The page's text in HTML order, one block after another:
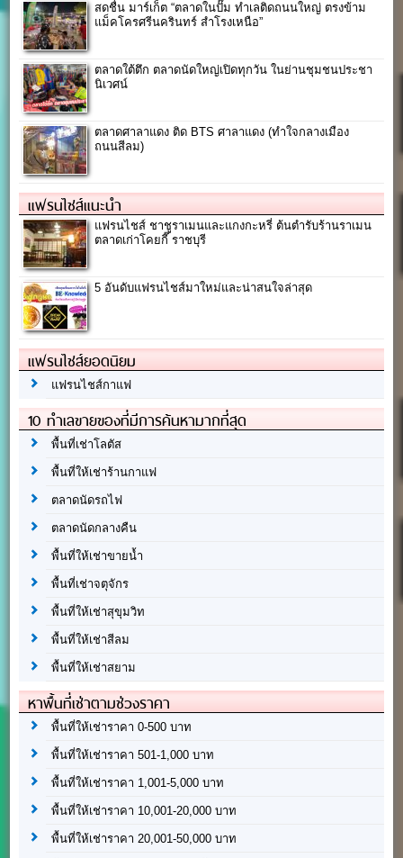
สดชื่น มาร์เก็ต “ตลาดในปั๊ม ทำเลติดถนนใหญ่ ตรงข้าม
แม็คโครศรีนครินทร์ สำโรงเหนือ”
ตลาดใต้ตึก ตลาดนัดใหญ่เปิดทุกวัน ในย่านชุมชนประชา
นิเวศน์
ตลาดศาลาแดง ติด BTS ศาลาแดง (ทำใจกลางเมือง
ถนนสีลม)
แฟรนไชส์แนะนำ
แฟรนไชส์ ชาชูราเมนและแกงกะหรี่ ต้นตำรับร้านราเมน
ตลาดเก่าโคยกี๊ ราชบุรี
5 อันดับแฟรนไชส์มาใหม่และน่าสนใจล่าสุด
แฟรนไชส์ยอดนิยม
แฟรนไชส์กาแฟ
10 ทำเลขายของที่มีการค้นหามากที่สุด
พื้นที่เช่าโลตัส
พื้นที่ให้เช่าร้านกาแฟ
ตลาดนัดรถไฟ
ตลาดนัดกลางคืน
พื้นที่ให้เช่าขายน้ำ
พื้นที่เช่าจตุจักร
พื้นที่ให้เช่าสุขุมวิท
พื้นที่ให้เช่าสีลม
พื้นที่ให้เช่าสยาม
หาพื้นที่เช่าตามช่วงราคา
พื้นที่ให้เช่าราคา 0-500 บาท
พื้นที่ให้เช่าราคา 501-1,000 บาท
พื้นที่ให้เช่าราคา 1,001-5,000 บาท
พื้นที่ให้เช่าราคา 10,001-20,000 บาท
พื้นที่ให้เช่าราคา 20,001-50,000 บาท